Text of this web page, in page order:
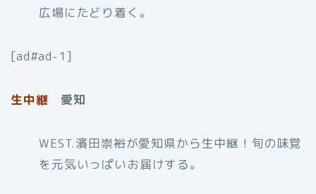
広場にたどり着く。
[ad#ad-1]
生中継 愛知
WEST.濱田崇裕が愛知県から生中継！旬の味覚
を元気いっぱいお届けする。